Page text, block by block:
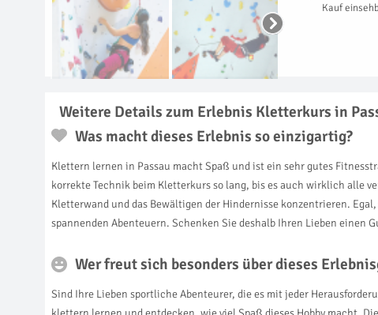
Kauf
Weitere Details zum Erlebnis Kletterkurs in
Was macht dieses Erlebnis so einzigartig?
Klettern lernen in Passau macht Spaß und ist ein sehr gutes
korrekte Technik beim Kletterkurs so lang, bis es auch wirklich alle
Kletterwand und das Bewältigen der Hindernisse konzentrieren.
spannenden Abenteuern. Schenken Sie deshalb Ihren Lieben einen
Wer freut sich besonders über dieses
Sind Ihre Lieben sportliche Abenteurer, die es mit jeder